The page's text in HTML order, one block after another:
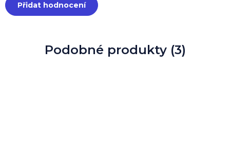
Podobné produkty (3)
Přidat hodnocení